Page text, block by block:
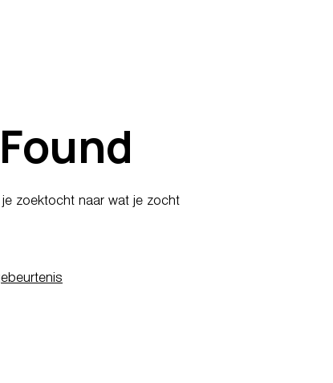
zoektocht naar wat je zocht